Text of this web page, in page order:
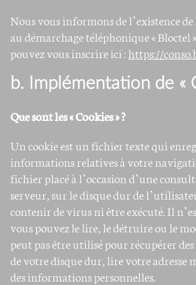
Nous vous informons de l’existence
au démarchage téléphonique « Bloctel
pouvez vous inscrire ici : https://
b. Implémentation de «
Que sont les « Cookies » ?
Un cookie est un fichier texte qui
informations relatives à votre
fichier placé à l’occasion d’une
serveur, sur le disque dur de
contenir de virus ni être exécuté. Il
vous pouvez le lire, le détruire ou le
peut pas être utilisé pour récupérer
de votre disque dur, lire votre adresse
des informations personnelles.